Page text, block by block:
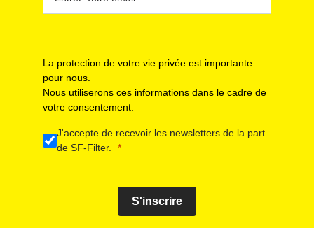
La protection de votre vie privée est importante
pour nous.
Nous utiliserons ces informations dans le cadre de
votre consentement.
J'accepte de recevoir les newsletters de la part
de SF-Filter.
S'inscrire